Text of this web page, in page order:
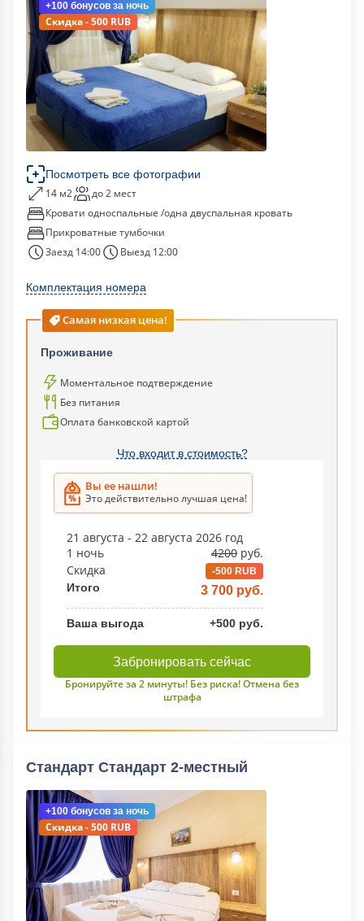
+100 бонусов за ночь
Скидка - 500 RUB
Посмотреть все фотографии
14 м2
до 2 мест
Кровати односпальные /одна двуспальная кровать
Прикроватные тумбочки
Заезд 14:00
Выезд 12:00
Комплектация номера
Самая низкая цена!
Проживание
Моментальное подтверждение
Без питания
Оплата банковской картой
Что входит в стоимость?
Вы ее нашли!
Это действительно лучшая цена!
21 августа - 22 августа 2026 год
1 ночь
4200 руб.
Скидка
-500 RUB
Итого 3 700 руб.
Ваша выгода +500 руб.
Забронировать сейчас
Бронируйте за 2 минуты! Без риска! Отмена без
штрафа
Стандарт Стандарт 2-местный
+100 бонусов за ночь
Скидка - 500 RUB